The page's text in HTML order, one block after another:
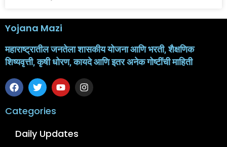
Yojana Mazi
महाराष्ट्रातील जनतेला शासकीय योजना आणि भरती, शैक्षणिक
शिष्यवृत्ती, कृषी धोरण, कायदे आणि इतर अनेक गोष्टींची माहिती
Categories
Daily Updates